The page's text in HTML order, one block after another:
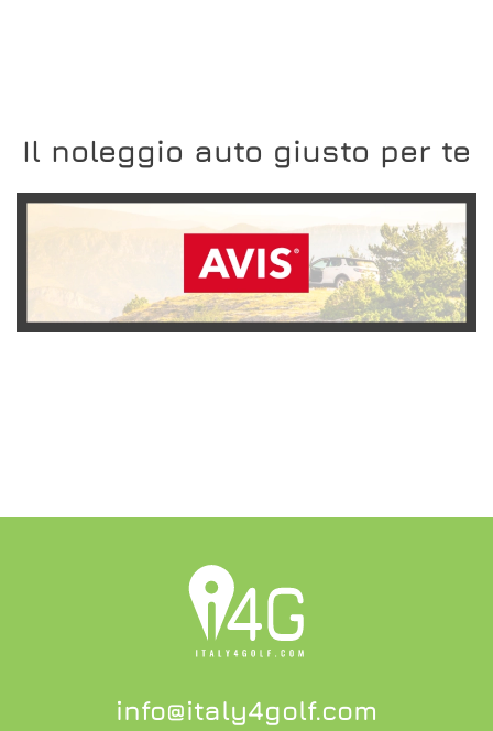
Il noleggio auto giusto per te
SCOPRI L'OFFERTA
info@italy4golf.com